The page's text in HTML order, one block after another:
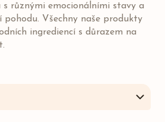
O nás
Kontakty
s různými emocionálními stavy a
pohodu. Všechny naše produkty
ingrediencí s důrazem na